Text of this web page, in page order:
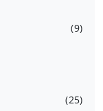
9
25